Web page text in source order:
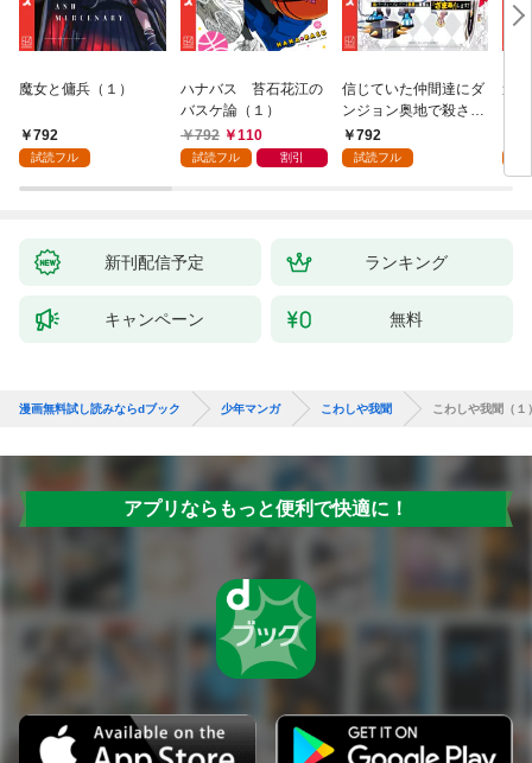
魔女と傭兵（１）
792
試読フル
ハナバス 苔石花江の
バスケ論（１）
792
110
試読フル 割引
信じていた仲間達にダ
ンジョン奥地で殺され
かけたがギフト『無限
ガチャ』でレベル９９
（１）
792
試読フル
追
強
～
新刊配信予定 ランキング
キャンペーン 無料
漫画無料試し読みならdブック 少年マンガ こわしや我聞 こわしや我聞（１
アプリならもっと便利で快適に！